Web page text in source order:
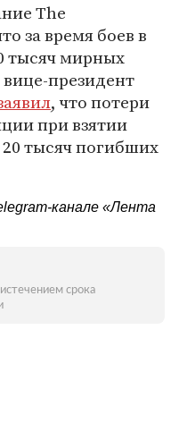
The
за время боев в
тысяч мирных
президент
, что потери
при взятии
тысяч погибших
канале «Лента
срока